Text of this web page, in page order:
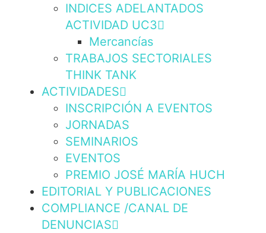
INDICES ADELANTADOS
ACTIVIDAD UC3
Mercancías
TRABAJOS SECTORIALES
THINK TANK
ACTIVIDADES
INSCRIPCIÓN A EVENTOS
JORNADAS
SEMINARIOS
EVENTOS
PREMIO JOSÉ MARÍA HUCH
EDITORIAL Y PUBLICACIONES
COMPLIANCE /CANAL DE
DENUNCIAS